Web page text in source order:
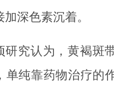
深色素沉着。
研究认为，黄褐斑
单纯靠药物治疗的